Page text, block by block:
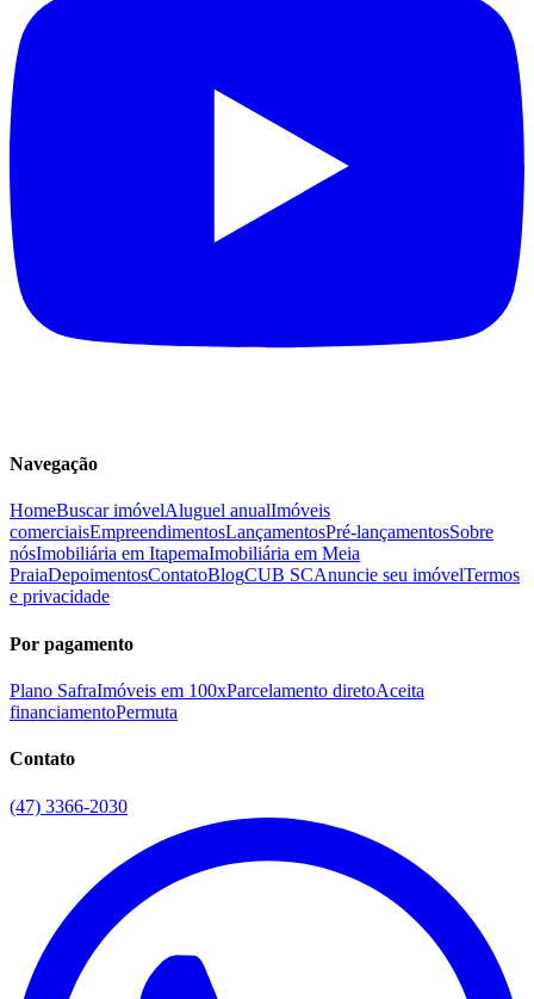
Navegação
HomeBuscar imóvelAluguel anualImóveis
comerciaisEmpreendimentosLançamentosPré-lançamentosSobre
nósImobiliária em ItapemaImobiliária em Meia
PraiaDepoimentosContatoBlogCUB SCAnuncie seu imóvelTermos
e privacidade
Por pagamento
Plano SafraImóveis em 100xParcelamento diretoAceita
financiamentoPermuta
Contato
(47) 3366-2030